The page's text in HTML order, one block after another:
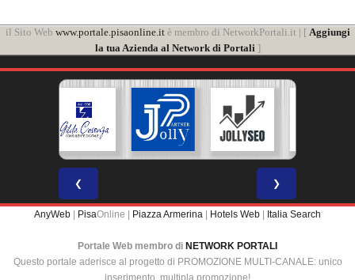
il Sito Web www.portale.pisaonline.itè membro di NetworkPortali.it | [ Aggiungi
la tua Azienda al Network di Portali]
❮ ❯
AnyWeb PisaOnline | Piazza Armerina Hotels Web Italia Search
Portale Web membro di NETWORK PORTALI
Questo portale aderisce al progetto di PROMOZIONE MULTI-CANALE: unico
inserimento, multipla promozione!